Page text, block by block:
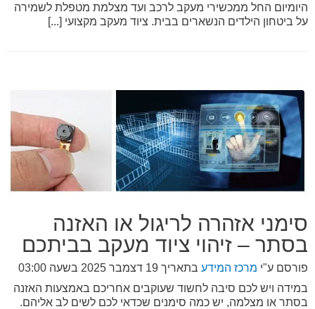
היומיום החל ממכשירי מעקב לרכב ועד מצלמת מטפלת לשמירה
על ביטחון הילדים הנשארים בבית. ציוד מעקב מקצועי [...]
סימני אזהרה לריגול או האזנה
בסתר – זיהוי ציוד מעקב בביתכם
פורסם ע"י מרכז המידע בתאריך 19 דצמבר 2025 בשעה 03:00
במידה ויש לכם סיבה לחשוד שעוקבים אחריכם באמצעות האזנה
בסתר או מצלמה, יש כמה סימנים שכדאי לכם לשים לב אליהם.